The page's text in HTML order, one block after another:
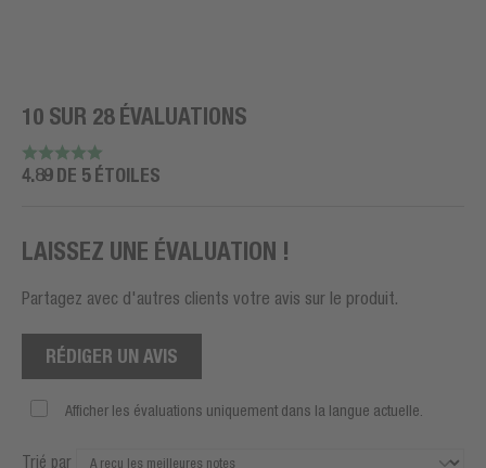
10 SUR 28 ÉVALUATIONS
4.89 DE 5 ÉTOILES
LAISSEZ UNE ÉVALUATION !
Partagez avec d'autres clients votre avis sur le produit.
RÉDIGER UN AVIS
Afficher les évaluations uniquement dans la langue actuelle.
Trié par